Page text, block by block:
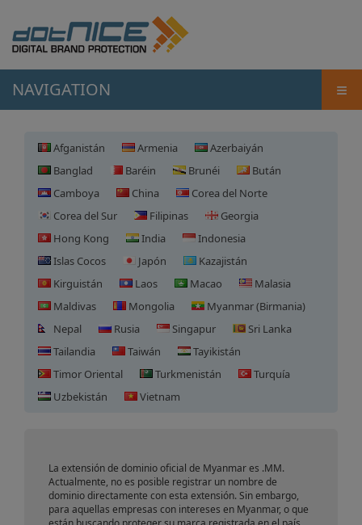
NAVIGATION ≡
Afganistán Armenia
Azerbaiyán
Banglad
Baréin Brunéi
Bután
Camboya
China
Corea del Norte
Corea del Sur
Filipinas
Georgia
Hong Kong
India
Indonesia
Islas Cocos
Japón
Kazajistán
Kirguistán
Laos Macao
Malasia
Maldivas
Mongolia
Myanmar (Birmania)
Nepal
Rusia Singapur
Sri Lanka
Tailandia
Taiwán
Tayikistán
Timor Oriental
Turkmenistán
Turquía
Uzbekistán
Vietnam
Registro de Dominio en
Myanmar (Birmania)
La extensión de dominio oficial de Myanmar es .MM.
Actualmente, no es posible registrar un nombre de
dominio directamente con esta extensión. Sin embargo,
para aquellas empresas con intereses en Myanmar, o que